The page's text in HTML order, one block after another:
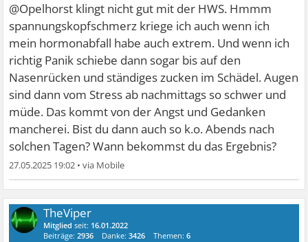
@Opelhorst klingt nicht gut mit der HWS. Hmmm
spannungskopfschmerz kriege ich auch wenn ich
mein hormonabfall habe auch extrem. Und wenn ich
richtig Panik schiebe dann sogar bis auf den
Nasenrücken und ständiges zucken im Schädel. Augen
sind dann vom Stress ab nachmittags so schwer und
müde. Das kommt von der Angst und Gedanken
mancherei. Bist du dann auch so k.o. Abends nach
solchen Tagen? Wann bekommst du das Ergebnis?
27.05.2025 19:02 •
TheViper
Mitglied seit: 16.01.2022
Beiträge:2936 Danke:3426 Themen:6